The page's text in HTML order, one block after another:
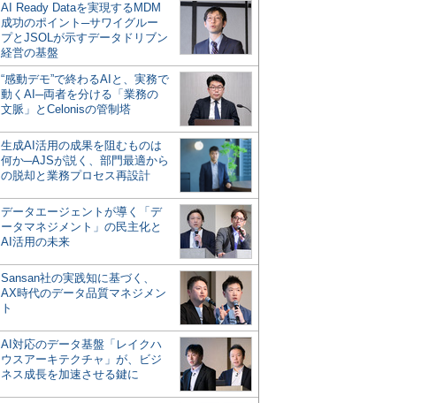
AI Ready Dataを実現するMDM
成功のポイント─サワイグルー
プとJSOLが示すデータドリブン
経営の基盤
“感動デモ”で終わるAIと、実務で
動くAI─両者を分ける「業務の
文脈」とCelonisの管制塔
生成AI活用の成果を阻むものは
何か─AJSが説く、部門最適から
の脱却と業務プロセス再設計
データエージェントが導く「デ
ータマネジメント」の民主化と
AI活用の未来
Sansan社の実践知に基づく、
AX時代のデータ品質マネジメン
ト
AI対応のデータ基盤「レイクハ
ウスアーキテクチャ」が、ビジ
ネス成長を加速させる鍵に